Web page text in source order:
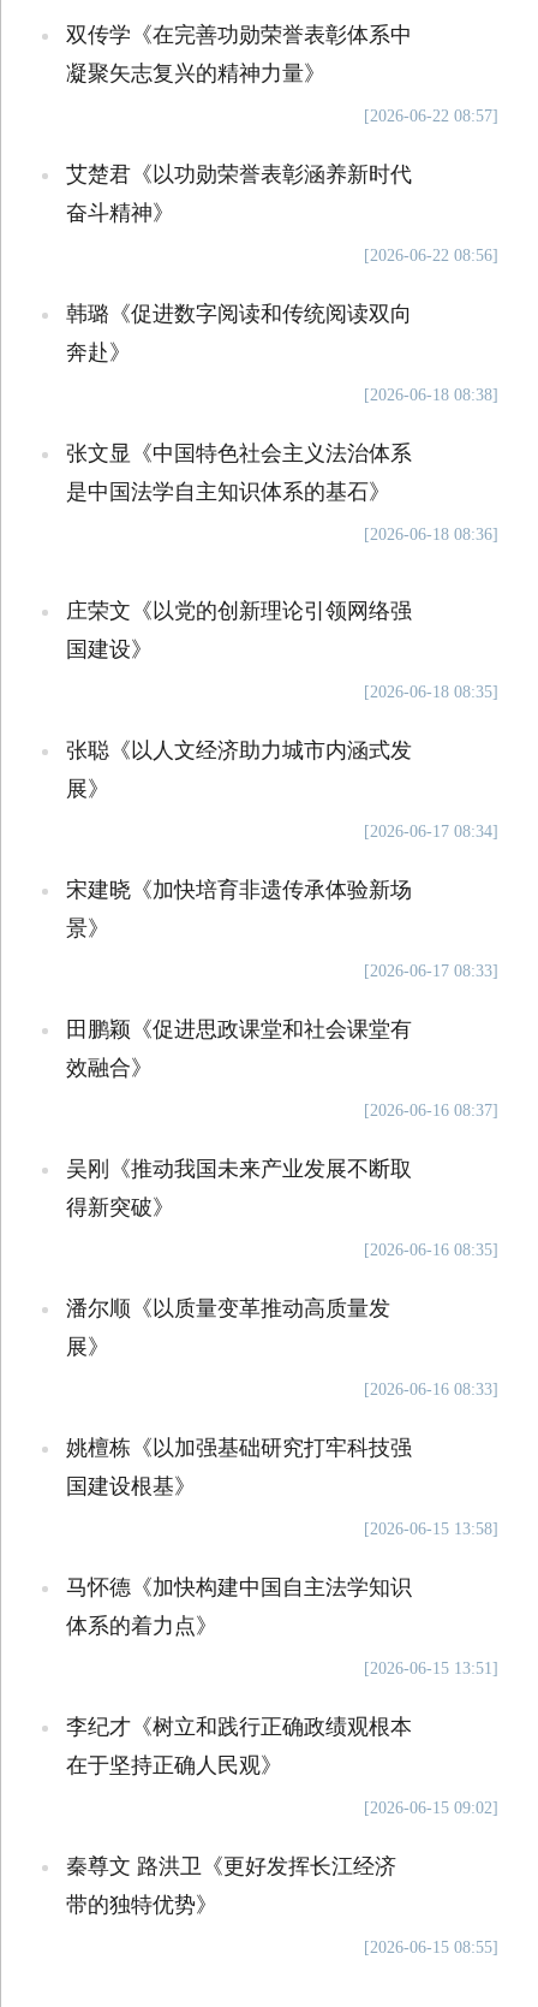
双传学《在完善功勋荣誉表彰体系中
凝聚矢志复兴的精神力量》
[2026-06-22 08:57]
艾楚君《以功勋荣誉表彰涵养新时代
奋斗精神》
[2026-06-22 08:56]
韩璐《促进数字阅读和传统阅读双向
奔赴》
[2026-06-18 08:38]
张文显《中国特色社会主义法治体系
是中国法学自主知识体系的基石》
[2026-06-18 08:36]
庄荣文《以党的创新理论引领网络强
国建设》
[2026-06-18 08:35]
张聪《以人文经济助力城市内涵式发
展》
[2026-06-17 08:34]
宋建晓《加快培育非遗传承体验新场
景》
[2026-06-17 08:33]
田鹏颖《促进思政课堂和社会课堂有
效融合》
[2026-06-16 08:37]
吴刚《推动我国未来产业发展不断取
得新突破》
[2026-06-16 08:35]
潘尔顺《以质量变革推动高质量发
展》
[2026-06-16 08:33]
姚檀栋《以加强基础研究打牢科技强
国建设根基》
[2026-06-15 13:58]
马怀德《加快构建中国自主法学知识
体系的着力点》
[2026-06-15 13:51]
李纪才《树立和践行正确政绩观根本
在于坚持正确人民观》
[2026-06-15 09:02]
秦尊文 路洪卫《更好发挥长江经济
带的独特优势》
[2026-06-15 08:55]